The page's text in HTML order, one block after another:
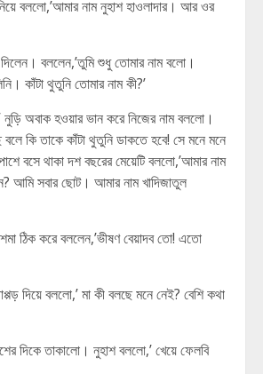
বললো,’আমার নাম নুহাশ হাওলাদার। আর ওর
দিলেন। বললেন,’তুমি শুধু তোমার নাম বলো।
কাঁটা থুতুনি তোমার নাম কী?’
নুড়ি অবাক হওয়ার ভান করে নিজের নাম বললো।
কি তাকে কাঁটা থুতুনি ডাকতে হবে! সে মনে মনে
বসে থাকা দশ বছরের মেয়েটি বললো,’আমার নাম
আমি সবার ছোট। আমার নাম খাদিজাতুল
ঠিক করে বললেন,’ভীষণ বেয়াদব তো! এতো
দিয়ে বললো,’ মা কী বলছে মনে নেই? বেশি কথা
দিকে তাকালো। নুহাশ বললো,’ খেয়ে ফেলবি